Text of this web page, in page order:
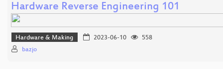
Hardware Reverse Engineering 101
Hardware & Making 2023-06-10
558
bazjo